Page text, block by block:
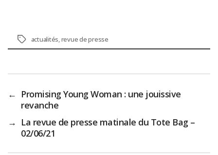
Étiquettes
actualités,revue de presse
← Promising Young Woman : une jouissive
revanche
→ La revue de presse matinale du Tote Bag –
02/06/21